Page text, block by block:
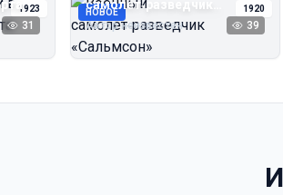
1923
31
НОВОЕ 1920
самолёт‑разведчик
«Сальмсон»
Автор неизвестен 39